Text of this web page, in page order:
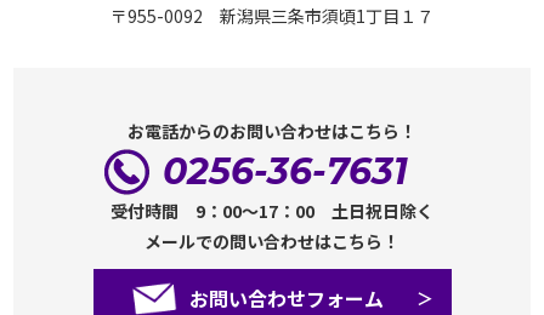
〒955-0092 新潟県三条市須頃1丁目１７
お電話からのお問い合わせはこちら！
0256-36-7631
受付時間 9：00～17：00 土日祝日除く
メールでの問い合わせはこちら！
お問い合わせフォーム